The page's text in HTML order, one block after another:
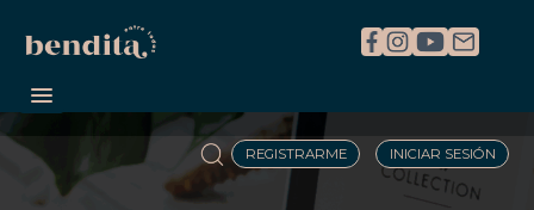
REGISTRARME INICIAR SESIÓN